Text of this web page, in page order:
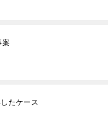
案
たケース